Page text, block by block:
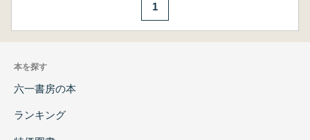
1
本を探す
六一書房の本
ランキング